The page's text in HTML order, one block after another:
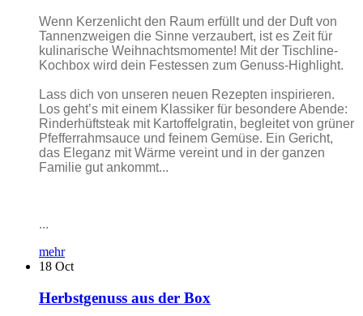
Wenn Kerzenlicht den Raum erfüllt und der Duft von
Tannenzweigen die Sinne verzaubert, ist es Zeit für
kulinarische Weihnachtsmomente! Mit der Tischline-
Kochbox wird dein Festessen zum Genuss-Highlight.
Lass dich von unseren neuen Rezepten inspirieren.
Los geht’s mit einem Klassiker für besondere Abende:
Rinderhüftsteak mit Kartoffelgratin, begleitet von grüner
Pfefferrahmsauce und feinem Gemüse. Ein Gericht,
das Eleganz mit Wärme vereint und in der ganzen
Familie gut ankommt...
...
mehr
18 Oct
Herbstgenuss aus der Box